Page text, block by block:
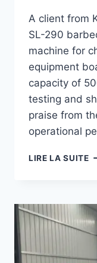
A client from
SL-290
machine for
equipment
capacity of
testing and
praise from
operational
LIRE LA SUITE